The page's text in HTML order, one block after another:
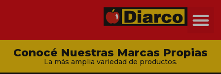
Conocé Nuestras Marcas Propias
La más amplia variedad de productos.